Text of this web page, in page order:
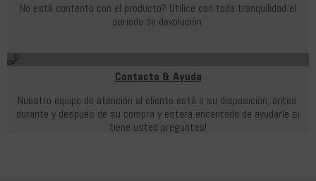
No está contento con el producto? Utilice con toda tranquilidad el
periodo de devolución.
Contacto & Ayuda
Nuestro equipo de atención al cliente está a su disposición, antes,
durante y después de su compra y estará encantado de ayudarle si
tiene usted preguntas!